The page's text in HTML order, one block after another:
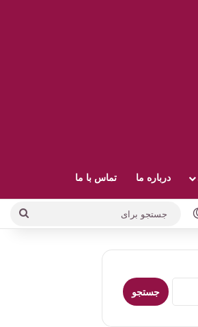
درباره ما تماس با ما
تصادفی
تغییر پوسته
جستجو
برای: